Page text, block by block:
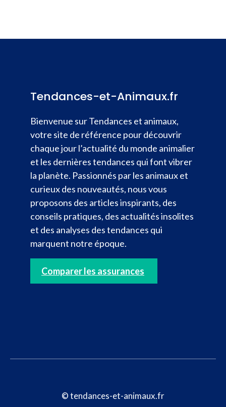
Tendances-et-Animaux.fr
Bienvenue sur Tendances et animaux,
votre site de référence pour découvrir
chaque jour l’actualité du monde animalier
et les dernières tendances qui font vibrer
la planète. Passionnés par les animaux et
curieux des nouveautés, nous vous
proposons des articles inspirants, des
conseils pratiques, des actualités insolites
et des analyses des tendances qui
marquent notre époque.
Comparer les assurances
© tendances-et-animaux.fr